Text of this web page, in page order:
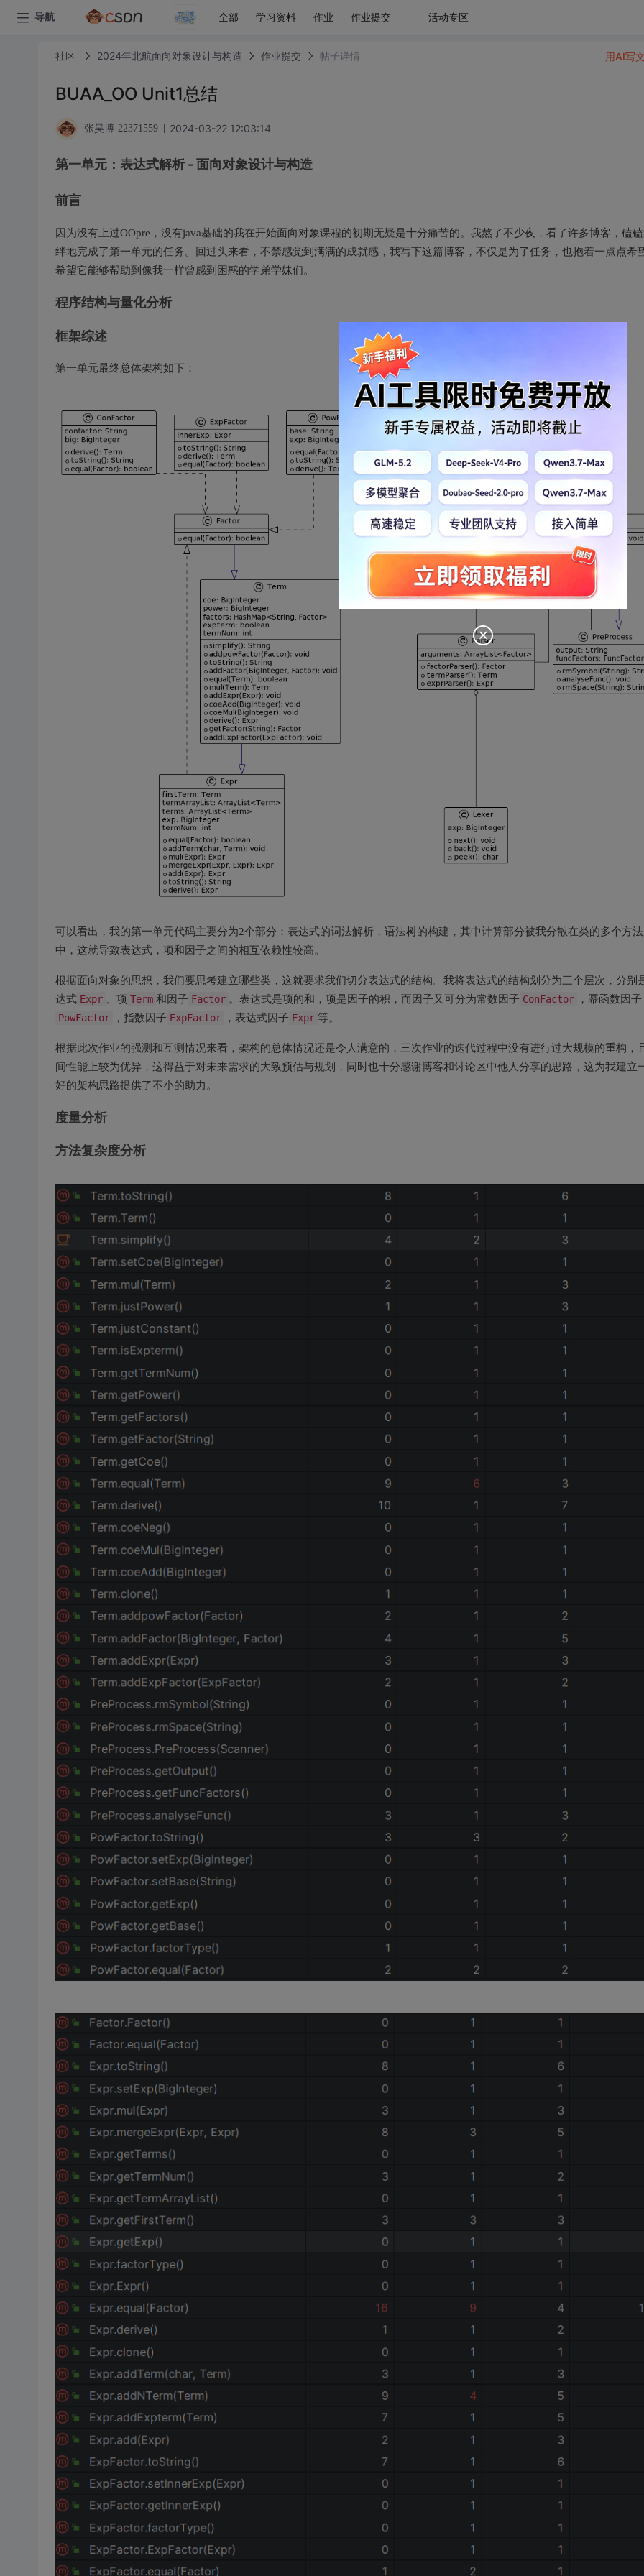
导航 全部 学习资料 作业 作业提交 活动专区
社区 2024年北航面向对象设计与构造 作业提交 帖子详情
BUAA_OO Unit1总结
张昊博-22371559 2024-03-22 12:03:14
第一单元：表达式解析 - 面向对象设计与构造
前言
因为没有上过OOpre，没有java基础的我在开始面向对象课程的初期无疑是十分痛苦的。我熬了不少夜，看了许多博客，磕
绊地完成了第一单元的任务。回过头来看，不禁感觉到满满的成就感，我写下这篇博客，不仅是为了任务，也抱着一点点希
希望它能够帮助到像我一样曾感到困惑的学弟学妹们。
程序结构与量化分析
框架综述
第一单元最终总体架构如下：
可以看出，我的第一单元代码主要分为2个部分：表达式的词法解析，语法树的构建，其中计算部分被我分散在类的多个方法
中，这就导致表达式，项和因子之间的相互依赖性较高。
根据面向对象的思想，我们要思考建立哪些类，这就要求我们切分表达式的结构。我将表达式的结构划分为三个层次，分别
达式 Expr 、项 Term 和因子 Factor 。表达式是项的和，项是因子的积，而因子又可分为常数因子 ConFactor
，幂函数因子
PowFactor
，指数因子 ExpFactor ，表达式因子 Expr 等。
根据此次作业的强测和互测情况来看，架构的总体情况还是令人满意的，三次作业的迭代过程中没有进行过大规模的重构，
间性能上较为优异，这得益于对未来需求的大致预估与规划，同时也十分感谢博客和讨论区中他人分享的思路，这为我建立
好的架构思路提供了不小的助力。
度量分析
方法复杂度分析
用AI写